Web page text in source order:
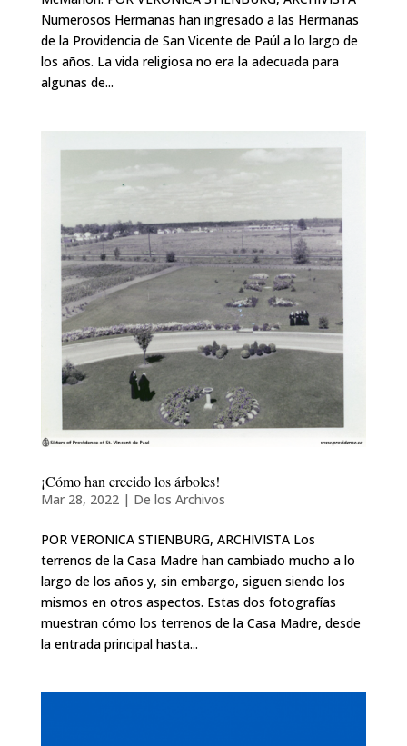
Numerosos Hermanas han ingresado a las Hermanas
de la Providencia de San Vicente de Paúl a lo largo de
los años. La vida religiosa no era la adecuada para
algunas de...
¡Cómo han crecido los árboles!
Mar 28, 2022| De los Archivos
POR VERONICA STIENBURG, ARCHIVISTA Los
terrenos de la Casa Madre han cambiado mucho a lo
largo de los años y, sin embargo, siguen siendo los
mismos en otros aspectos. Estas dos fotografías
muestran cómo los terrenos de la Casa Madre, desde
la entrada principal hasta...